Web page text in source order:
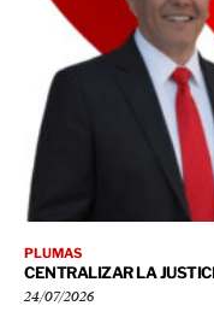
PLUMAS
CENTRALIZAR LA
24/07/2026